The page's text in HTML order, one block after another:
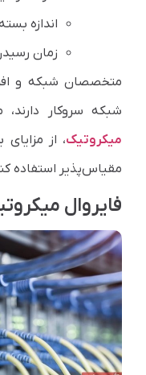
اندازه
زمان
متخصصان شبکه و
شبکه سر‌و‌کار دارند،
میکروتیک، از
مقیاس‌پذیر استفاده
فایروال